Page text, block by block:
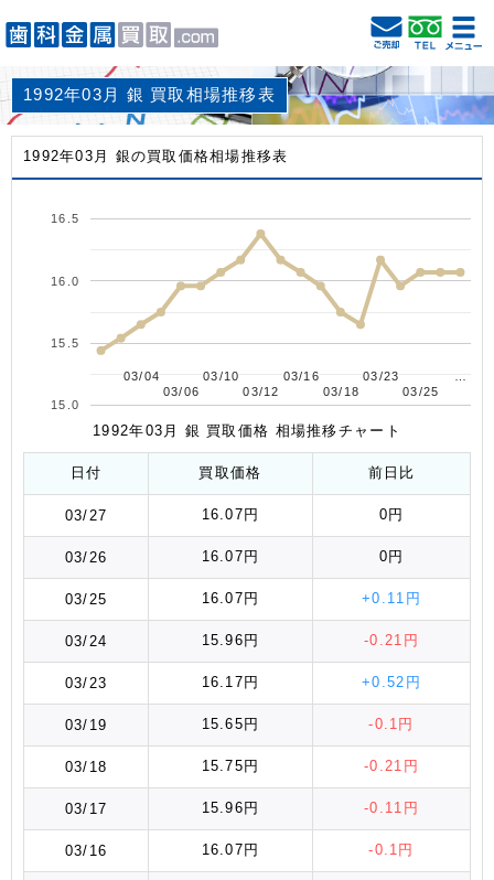
1992年03月 銀 買取相場推移表
1992年03月 銀の買取価格相場推移表
03/04
03/04
03/06
03/06
03/10
03/10
03/12
03/12
03/16
03/16
03/18
03/18
03/23
03/23
03/25
03/25
15.0
15.5
16.0
16.5
1992年03月 銀 買取価格 相場推移チャート
日付 買取価格 前日比
03/27 16.07円 0円
03/26 16.07円 0円
03/25 16.07円 +0.11円
03/24 15.96円 -0.21円
03/23 16.17円 +0.52円
03/19 15.65円 -0.1円
03/18 15.75円 -0.21円
03/17 15.96円 -0.11円
03/16 16.07円 -0.1円